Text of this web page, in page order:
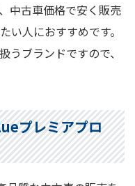
中古車価格で安く販売
い人におすすめです。
うブランドですので、
プレミアプロ